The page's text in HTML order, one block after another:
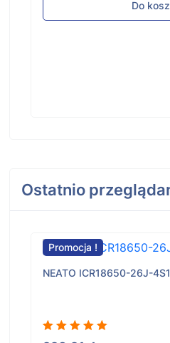
Do
Ostatnio
Promocja !
NEATO ICR18650-26J-